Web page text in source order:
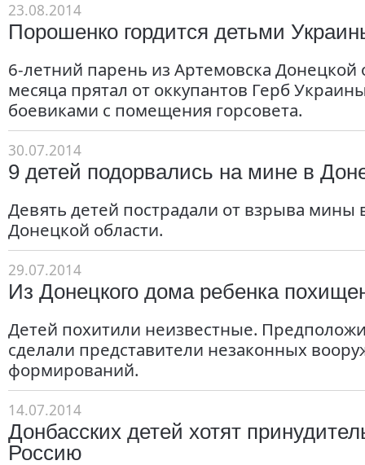
23.08.2014
Порошенко гордится детьми
6-летний парень из Артемовска Донецкой
месяца прятал от оккупантов Герб
боевиками с помещения горсовета.
30.07.2014
9 детей подорвались на мине в
Девять детей пострадали от взрыва мины
Донецкой области.
29.07.2014
Из Донецкого дома ребенка
Детей похитили неизвестные.
сделали представители незаконных
формирований.
14.07.2014
Донбасских детей хотят
Россию